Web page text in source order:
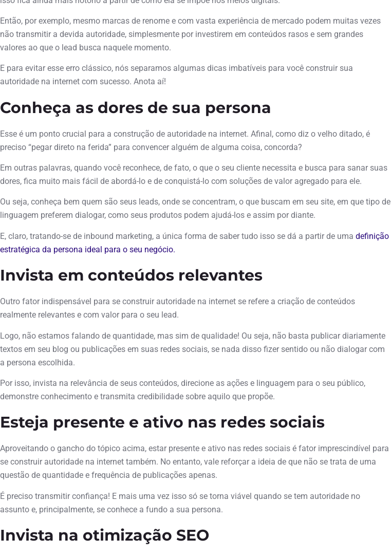
Então, por exemplo, mesmo marcas de renome e com vasta experiência de mercado podem muitas vezes
não transmitir a devida autoridade, simplesmente por investirem em conteúdos rasos e sem grandes
valores ao que o lead busca naquele momento.
E para evitar esse erro clássico, nós separamos algumas dicas imbatíveis para você construir sua
autoridade na internet com sucesso. Anota aí!
Conheça as dores de sua persona
Esse é um ponto crucial para a construção de autoridade na internet. Afinal, como diz o velho ditado, é
preciso “pegar direto na ferida” para convencer alguém de alguma coisa, concorda?
Em outras palavras, quando você reconhece, de fato, o que o seu cliente necessita e busca para sanar suas
dores, fica muito mais fácil de abordá-lo e de conquistá-lo com soluções de valor agregado para ele.
Ou seja, conheça bem quem são seus leads, onde se concentram, o que buscam em seu site, em que tipo de
linguagem preferem dialogar, como seus produtos podem ajudá-los e assim por diante.
E, claro, tratando-se de inbound marketing, a única forma de saber tudo isso se dá a partir de uma definição
estratégica da persona ideal para o seu negócio.
Invista em conteúdos relevantes
Outro fator indispensável para se construir autoridade na internet se refere a criação de conteúdos
realmente relevantes e com valor para o seu lead.
Logo, não estamos falando de quantidade, mas sim de qualidade! Ou seja, não basta publicar diariamente
textos em seu blog ou publicações em suas redes sociais, se nada disso fizer sentido ou não dialogar com
a persona escolhida.
Por isso, invista na relevância de seus conteúdos, direcione as ações e linguagem para o seu público,
demonstre conhecimento e transmita credibilidade sobre aquilo que propõe.
Esteja presente e ativo nas redes sociais
Aproveitando o gancho do tópico acima, estar presente e ativo nas redes sociais é fator imprescindível para
se construir autoridade na internet também. No entanto, vale reforçar a ideia de que não se trata de uma
questão de quantidade e frequência de publicações apenas.
É preciso transmitir confiança! E mais uma vez isso só se torna viável quando se tem autoridade no
assunto e, principalmente, se conhece a fundo a sua persona.
Invista na otimização SEO